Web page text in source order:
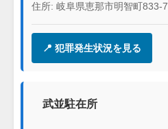
住所: 岐阜県恵那市明智町833-7
📍 犯罪発生状況を見る
武並駐在所